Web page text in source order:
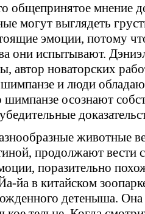
общепринятое мнение
могут выглядеть
эмоции, потому
они испытывают.
автор новаторских
и люди
шимпанзе осознают
животные
продолжают вести
поразительно
йа в китайском
детеныша.